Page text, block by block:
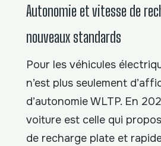
Autonomie et vitesse de
nouveaux standards
Pour les véhicules
n’est plus seulement
d’autonomie WLTP. En
voiture est celle qui
de recharge plate et